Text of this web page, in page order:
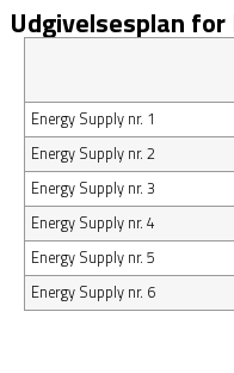
Udgivelsesplan
Energy Supply nr. 1
Energy Supply nr. 2
Energy Supply nr. 3
Energy Supply nr. 4
Energy Supply nr. 5
Energy Supply nr. 6